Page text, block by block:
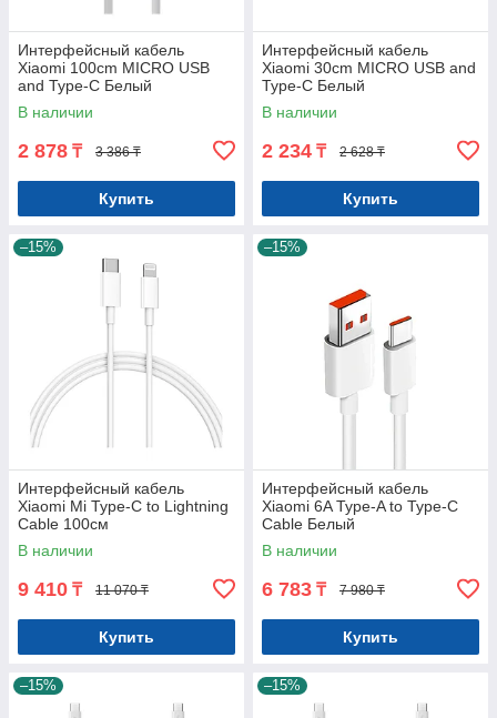
Интерфейсный кабель
Xiaomi 100cm MICRO USB
and Type-C Белый
В наличии
2 878 ₸ 3 386 ₸
Купить
Интерфейсный кабель
Xiaomi 30cm MICRO USB and
Type-C Белый
В наличии
2 234 ₸ 2 628 ₸
Купить
–15%
Интерфейсный кабель
Xiaomi Mi Type-C to Lightning
Cable 100см
В наличии
9 410 ₸ 11 070 ₸
Купить
–15%
Интерфейсный кабель
Xiaomi 6A Type-A to Type-C
Cable Белый
В наличии
6 783 ₸ 7 980 ₸
Купить
–15% –15%